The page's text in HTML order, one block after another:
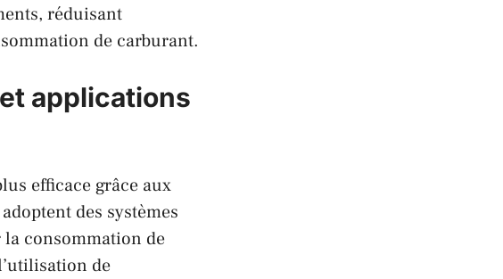
réduisant
de carburant.
applications
efficace grâce aux
des systèmes
consommation de
de